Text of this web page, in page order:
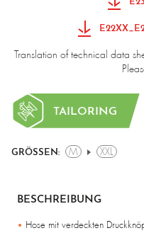
Translation of technical data
TAILORING
GRÖSSEN: M XXL
BESCHREIBUNG
Hose mit verdeckten